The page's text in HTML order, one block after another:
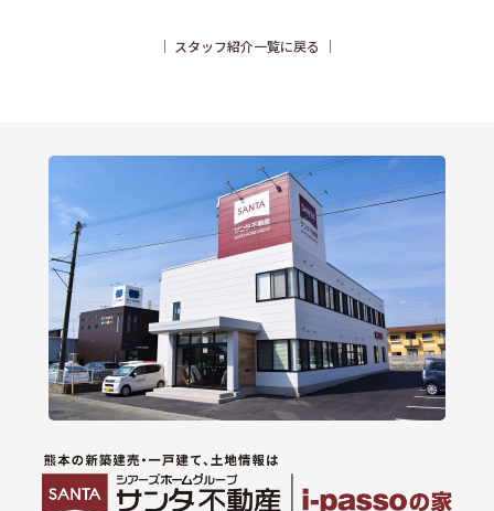
｜ スタッフ紹介一覧に戻る ｜